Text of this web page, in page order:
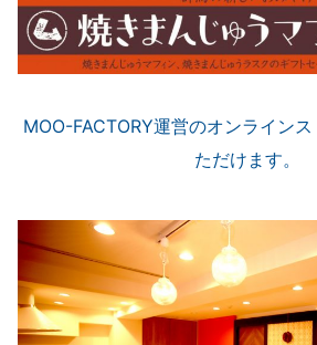
MOO-FACTORY運営のオンライン
ただけます。